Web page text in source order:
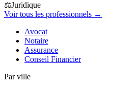
⚖️Juridique
Voir tous les professionnels →
Avocat
Notaire
Assurance
Conseil Financier
Par ville